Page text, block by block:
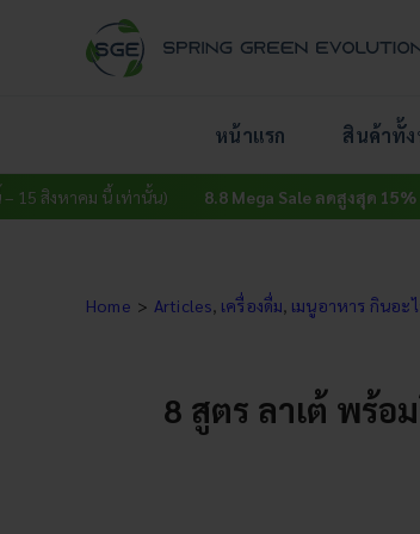
หน้าแรก สินค้าทั้
ม นี้ เท่านั้น) 8.8 Mega Sale ลดสูงสุด 15% ทั้งเว็บไม่
Home Articles เครื่องดื่ม เมนูอาหาร กินอะ
8 สูตร ลาเต้ พร้อ